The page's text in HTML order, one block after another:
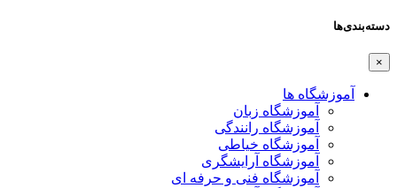
دسته‌بندی‌ها
×
آموزشگاه ها
آموزشگاه زبان
آموزشگاه رانندگی
آموزشگاه خیاطی
آموزشگاه آرایشگری
آموزشگاه فنی و حرفه ای